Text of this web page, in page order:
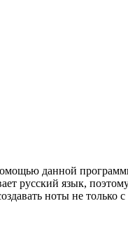
данной
русский язык,
ноты не